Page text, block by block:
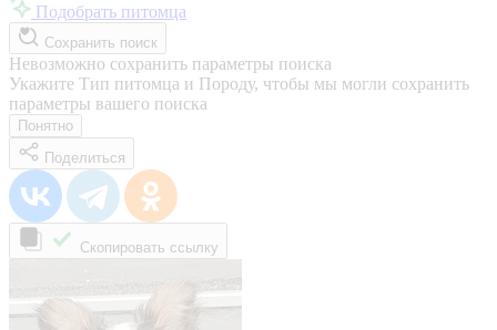
Подобрать питомца
Сохранить поиск
Невозможно сохранить параметры поиска
Укажите Тип питомца и Породу, чтобы мы могли сохранить
параметры вашего поиска
Понятно
Поделиться
Скопировать ссылку